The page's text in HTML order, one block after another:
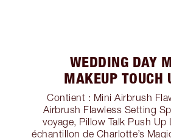
WEDDING DAY
MAKEUP TOUCH
Contient : Mini Airbrush
Airbrush Flawless Setting
voyage, Pillow Talk Push Up
échantillon de Charlotte’s